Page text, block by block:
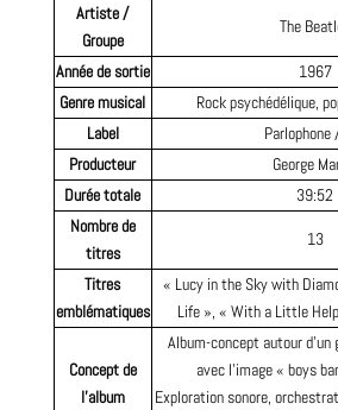
Artiste /
Groupe
The
Année de sortie
1967
Genre musical
Rock psychédélique,
Label
Parlophone
Producteur
George
Durée totale
39:52
Nombre de
titres
13
Titres
emblématiques
« Lucy in the Sky with
Life », « With a Little
Concept de
l’album
Album-concept autour
avec l’image « boys
Exploration sonore,